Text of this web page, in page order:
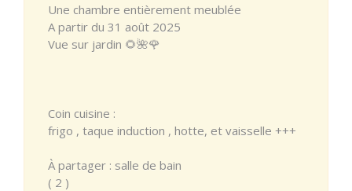
Une chambre entièrement meublée
A partir du 31 août 2025
Vue sur jardin 🌻🌺🌹
Coin cuisine :
frigo , taque induction , hotte, et vaisselle +++
À partager : salle de bain
( 2 )